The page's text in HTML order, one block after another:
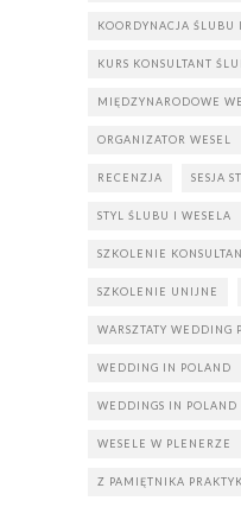
KOORDYNACJA ŚLUBU
KURS KONSULTANT
MIĘDZYNARODOWE
ORGANIZATOR WESEL
RECENZJA SESJA
STYL ŚLUBU I WESELA
SZKOLENIE
SZKOLENIE UNIJNE
WARSZTATY WEDDING
WEDDING IN POLAND
WEDDINGS IN POLAND
WESELE W PLENERZE
Z PAMIĘTNIKA